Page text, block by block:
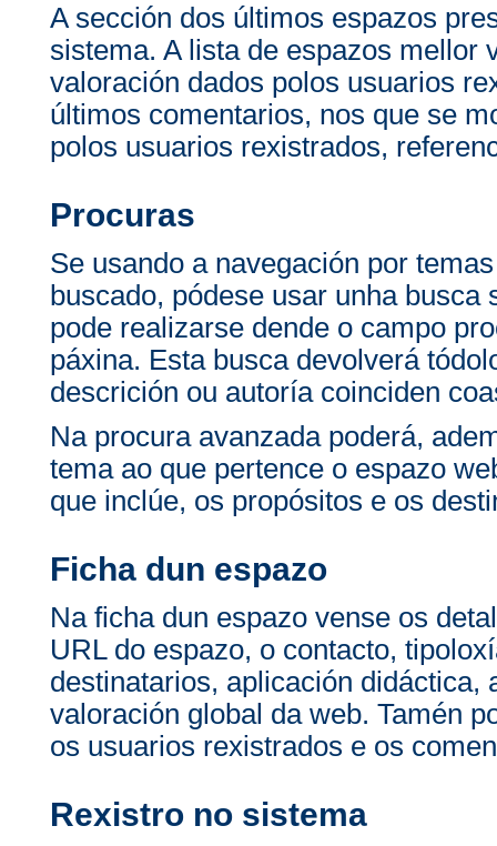
A sección dos últimos espazos
sistema. A lista de espazos mellor
valoración dados polos usuarios
últimos comentarios, nos que se
polos usuarios rexistrados,
Procuras
Se usando a navegación por
buscado, pódese usar unha
pode realizarse dende o campo
páxina. Esta busca devolverá
descrición ou autoría coinciden
Na procura avanzada poderá,
tema ao que pertence o espazo
que inclúe, os propósitos e os
Ficha dun espazo
Na ficha dun espazo vense os
URL do espazo, o contacto,
destinatarios, aplicación didáctica,
valoración global da web. Tamén
os usuarios rexistrados e os
Rexistro no sistema